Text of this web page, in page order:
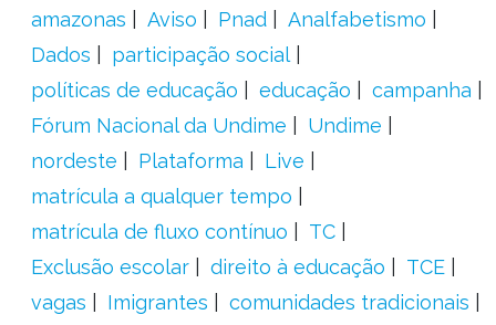
amazonas
Aviso Pnad
Analfabetismo
Dados
participação social
políticas de educação
educação
campanha
Fórum Nacional da Undime
Undime
nordeste
Plataforma
Live
matrícula a qualquer tempo
matrícula de fluxo contínuo
TC
Exclusão escolar
direito à educação
TCE
vagas
Imigrantes
comunidades tradicionais